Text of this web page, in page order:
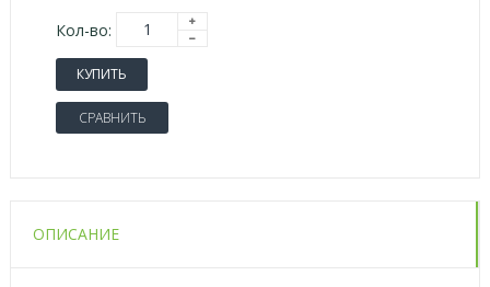
Кол-во:
КУПИТЬ
СРАВНИТЬ
ОПИСАНИЕ